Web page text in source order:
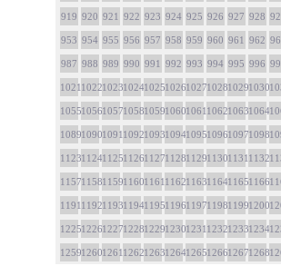
919 920 921 922 923 924 925 926 927 928
953 954 955 956 957 958 959 960 961 962
987 988 989 990 991 992 993 994 995 996
1021102210231024102510261027102810291030
1055105610571058105910601061106210631064
1089109010911092109310941095109610971098
1123112411251126112711281129113011311132
1157115811591160116111621163116411651166
1191119211931194119511961197119811991200
1225122612271228122912301231123212331234
1259126012611262126312641265126612671268